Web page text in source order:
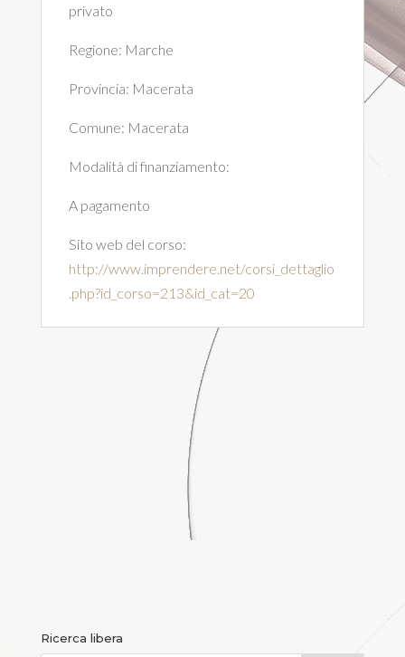
privato
Regione: Marche
Provincia: Macerata
Comune: Macerata
Modalità di finanziamento:
A pagamento
Sito web del corso:
http://www.imprendere.net/corsi_dettaglio
.php?id_corso=213&id_cat=20
Ricerca libera